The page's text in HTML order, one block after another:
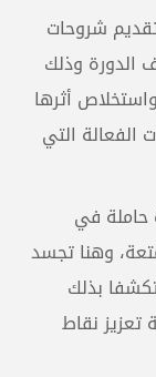
شروحات
وذلك
أثرها
الفعالة التي
حاملة في
وهنا تجسد
بذلك
نقاط